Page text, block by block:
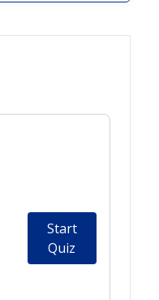
Start
Quiz